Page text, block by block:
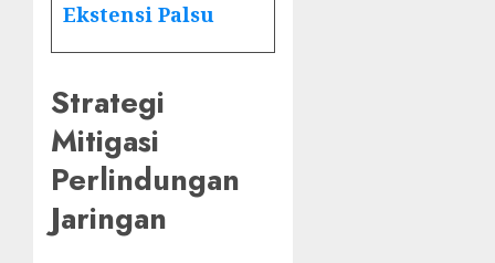
Ekstensi Palsu
Strategi
Mitigasi
Perlindungan
Jaringan